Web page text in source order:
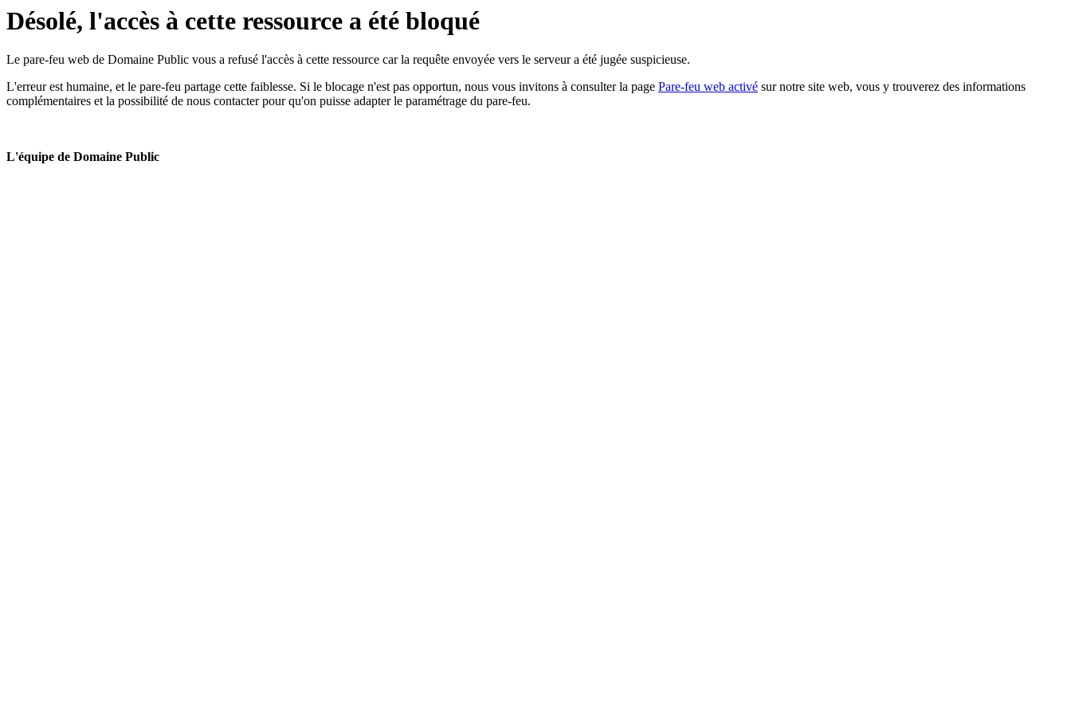
Désolé, l'accès à cette ressource a été bloqué
Le pare-feu web de Domaine Public vous a refusé l'accès à cette ressource car la requête envoyée vers le serveur a été jugée suspicieuse.
L'erreur est humaine, et le pare-feu partage cette faiblesse. Si le blocage n'est pas opportun, nous vous invitons à consulter la page Pare-feu web activé sur notre site web, vous y trouverez des informations
complémentaires et la possibilité de nous contacter pour qu'on puisse adapter le paramétrage du pare-feu.
L'équipe de Domaine Public